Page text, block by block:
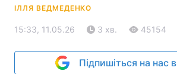
ІЛЛЯ ВЕДМЕДЕНКО
15:33, 11.05.26 3 хв. 45154
Підпишіться на нас